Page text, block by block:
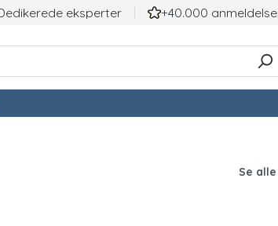
eksperter +40.000
Se